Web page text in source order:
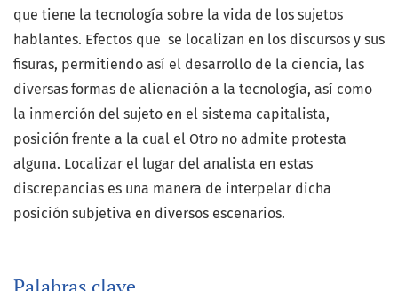
que tiene la tecnología sobre la vida de los sujetos
hablantes. Efectos que se localizan en los discursos y sus
fisuras, permitiendo así el desarrollo de la ciencia, las
diversas formas de alienación a la tecnología, así como
la inmerción del sujeto en el sistema capitalista,
posición frente a la cual el Otro no admite protesta
alguna. Localizar el lugar del analista en estas
discrepancias es una manera de interpelar dicha
posición subjetiva en diversos escenarios.